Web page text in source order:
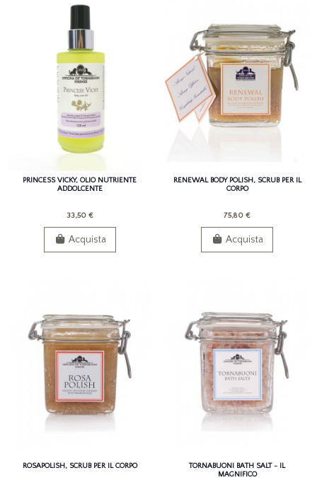
PRINCESS VICKY, OLIO NUTRIENTE
ADDOLCENTE
33,50 €
Acquista
RENEWAL BODY POLISH, SCRUB PER IL
CORPO
75,80 €
Acquista
ROSAPOLISH, SCRUB PER IL CORPO
TORNABUONI BATH SALT - IL
MAGNIFICO